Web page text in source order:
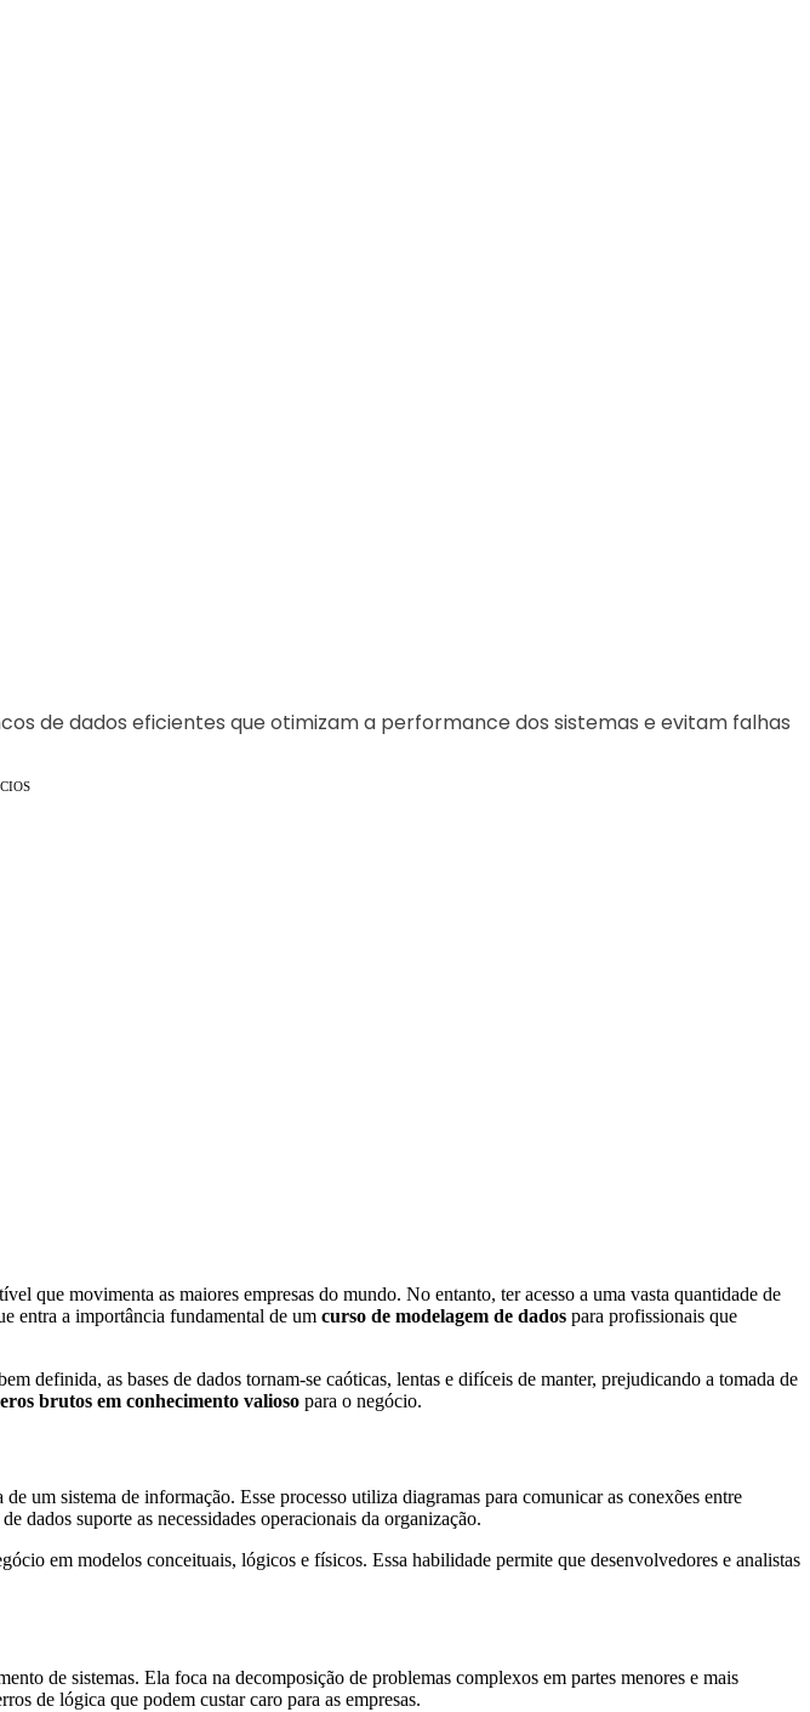
de dados eficientes que otimizam a performance dos sistemas e evitam falhas
que movimenta as maiores empresas do mundo. No entanto, ter acesso a uma vasta quantidade de
entra a importância fundamental de um curso de modelagem de dados para profissionais que
definida, as bases de dados tornam-se caóticas, lentas e difíceis de manter, prejudicando a tomada de
brutos em conhecimento valioso para o negócio.
um sistema de informação. Esse processo utiliza diagramas para comunicar as conexões entre
dados suporte as necessidades operacionais da organização.
em modelos conceituais, lógicos e físicos. Essa habilidade permite que desenvolvedores e analistas
de sistemas. Ela foca na decomposição de problemas complexos em partes menores e mais
de lógica que podem custar caro para as empresas.